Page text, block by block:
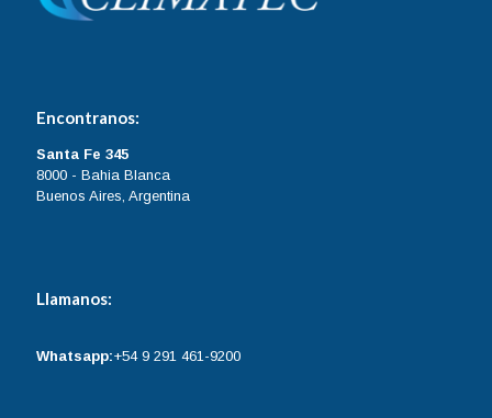
Encontranos:
Santa Fe 345
8000 - Bahia Blanca
Buenos Aires, Argentina
Llamanos:
Whatsapp:+54 9 291 461-9200